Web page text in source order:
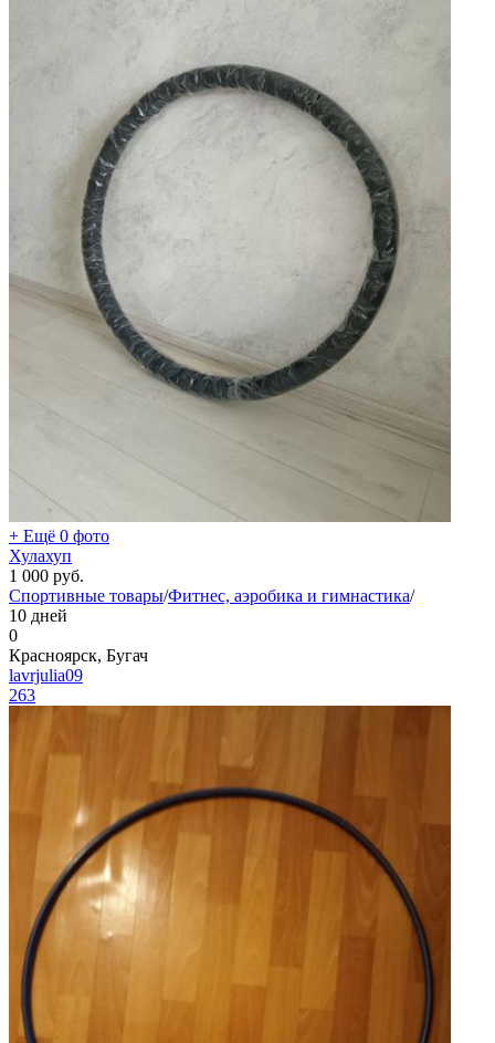
+ Ещё 0 фото
Хулахуп
1 000 руб.
Спортивные товары/Фитнес, аэробика и гимнастика/
10 дней
0
Красноярск, Бугач
lavrjulia09
263